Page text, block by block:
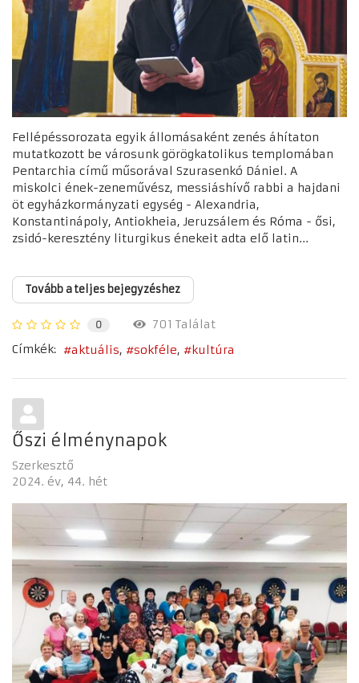
Fellépéssorozata egyik állomásaként zenés áhítaton
mutatkozott be városunk görögkatolikus templomában
Pentarchia című műsorával Szurasenkó Dániel. A
miskolci ének-zeneművész, messiáshívő rabbi a hajdani
öt egyházkormányzati egység - Alexandria,
Konstantinápoly, Antiokheia, Jeruzsálem és Róma - ősi,
zsidó-keresztény liturgikus énekeit adta elő latin...
Tovább a teljes bejegyzéshez
0
701 Találat
Címkék:
aktuális sokféle kultúra
Őszi élménynapok
Szerkesztő
2024. év 44. hét